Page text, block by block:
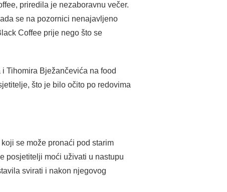
priredila je nezaboravnu večer.
se na pozornici nenajavljeno
Coffee prije nego što se
Tihomira Bježančevića na food
što je bilo očito po redovima
se može pronaći pod starim
posjetitelji moći uživati u nastupu
svirati i nakon njegovog